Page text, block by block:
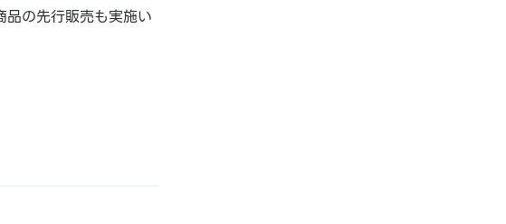
品の先行販売も実施い